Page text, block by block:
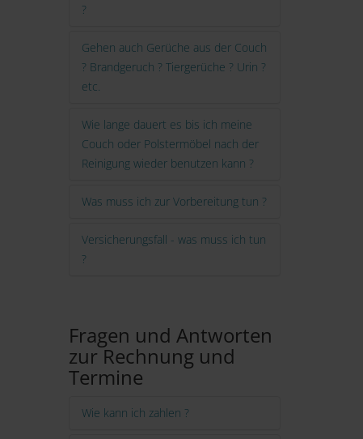
?
Gehen auch Gerüche aus der Couch
? Brandgeruch ? Tiergerüche ? Urin ?
etc.
Wie lange dauert es bis ich meine
Couch oder Polstermöbel nach der
Reinigung wieder benutzen kann ?
Was muss ich zur Vorbereitung tun ?
Versicherungsfall - was muss ich tun
?
Fragen und Antworten
zur Rechnung und
Termine
Wie kann ich zahlen ?